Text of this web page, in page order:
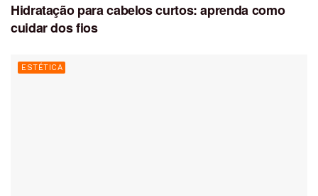
Hidratação para cabelos curtos: aprenda como
cuidar dos fios
ESTÉTICA